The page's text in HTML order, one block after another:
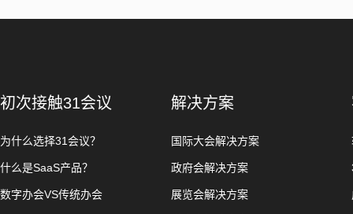
初次接触31会议
为什么选择31会议？
什么是SaaS产品？
数字办会VS传统办会
解决方案
国际大会解决方案
政府会解决方案
展览会解决方案